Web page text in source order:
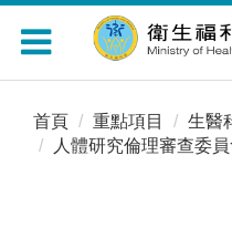
Toggle
navigation
首頁 重點項目
生醫
人體研究倫理審查委